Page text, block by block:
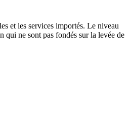
et les services importés. Le niveau
qui ne sont pas fondés sur la levée de